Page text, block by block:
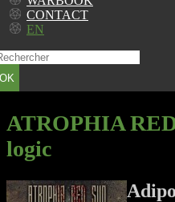
CONTACT
EN
OK
ATROPHIA
logic